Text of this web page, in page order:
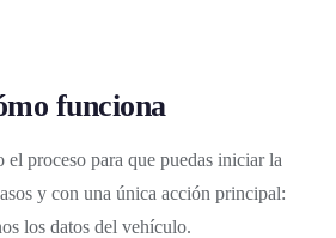
funciona
proceso para que puedas iniciar la
y con una única acción principal:
los datos del vehículo.